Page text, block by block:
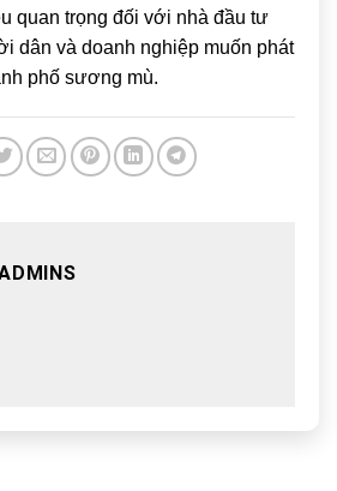
quan trọng đối với nhà đầu tư
dân và doanh nghiệp muốn phát
phố sương mù.